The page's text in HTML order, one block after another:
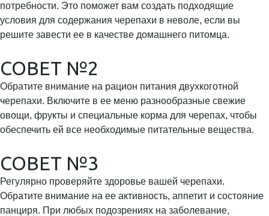
потребности. Это поможет вам создать подходящие
условия для содержания черепахи в неволе, если вы
решите завести ее в качестве домашнего питомца.
СОВЕТ №2
Обратите внимание на рацион питания двухкоготной
черепахи. Включите в ее меню разнообразные свежие
овощи, фрукты и специальные корма для черепах, чтобы
обеспечить ей все необходимые питательные вещества.
СОВЕТ №3
Регулярно проверяйте здоровье вашей черепахи.
Обратите внимание на ее активность, аппетит и состояние
панциря. При любых подозрениях на заболевание,